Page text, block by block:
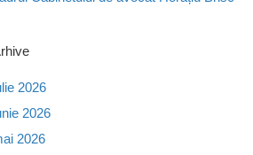
2026
2026
2026